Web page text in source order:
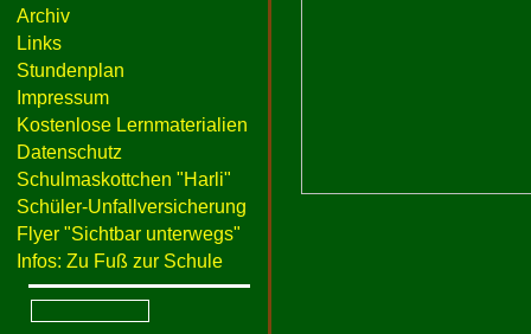
Archiv
Links
Stundenplan
Impressum
Kostenlose Lernmaterialien
Datenschutz
Schulmaskottchen "Harli"
Schüler-Unfallversicherung
Flyer "Sichtbar unterwegs"
Infos: Zu Fuß zur Schule